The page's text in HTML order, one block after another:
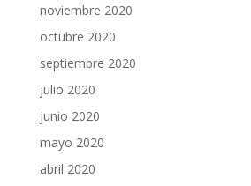
noviembre 2020
octubre 2020
septiembre 2020
julio 2020
junio 2020
mayo 2020
abril 2020